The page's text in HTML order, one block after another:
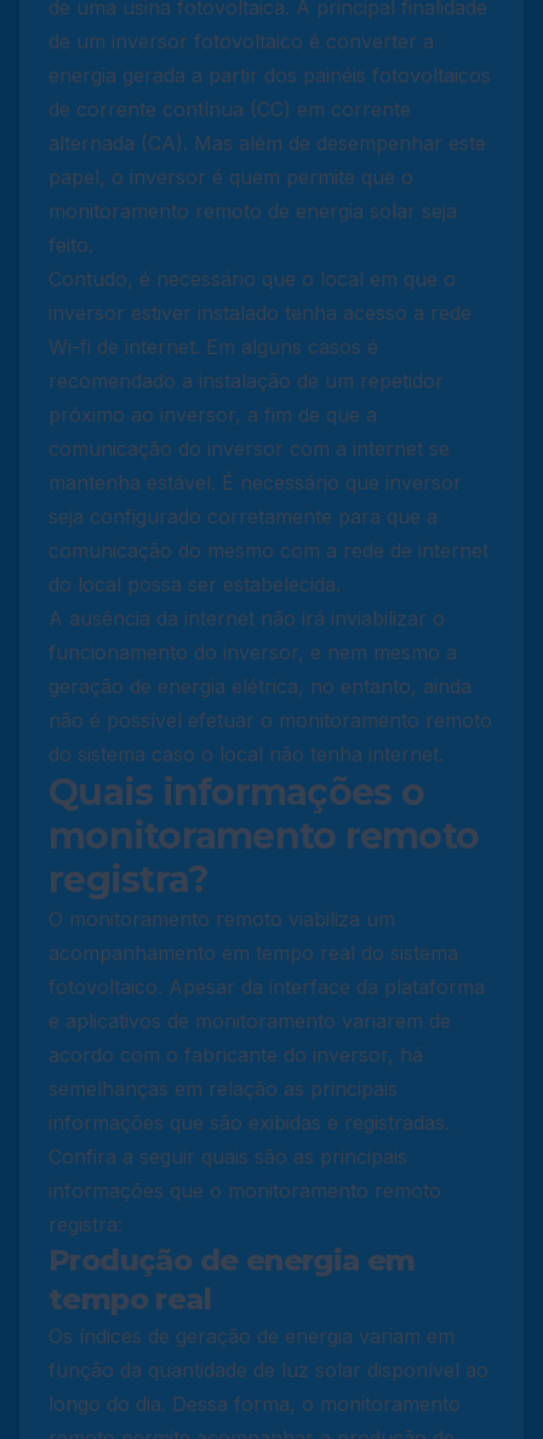
de uma usina fotovoltaica. A principal finalidade
de um inversor fotovoltaico é converter a
energia gerada a partir dos painéis fotovoltaicos
de corrente contínua (CC) em corrente
alternada (CA). Mas além de desempenhar este
papel, o inversor é quem permite que o
monitoramento remoto de energia solar seja
feito.
Contudo, é necessário que o local em que o
inversor estiver instalado tenha acesso a rede
Wi-fi de internet. Em alguns casos é
recomendado a instalação de um repetidor
próximo ao inversor, a fim de que a
comunicação do inversor com a internet se
mantenha estável. É necessário que inversor
seja configurado corretamente para que a
comunicação do mesmo com a rede de internet
do local possa ser estabelecida.
A ausência da internet não irá inviabilizar o
funcionamento do inversor, e nem mesmo a
geração de energia elétrica, no entanto, ainda
não é possível efetuar o monitoramento remoto
do sistema caso o local não tenha internet.
Quais informações o
monitoramento remoto
registra?
O monitoramento remoto viabiliza um
acompanhamento em tempo real do sistema
fotovoltaico. Apesar da interface da plataforma
e aplicativos de monitoramento variarem de
acordo com o fabricante do inversor, há
semelhanças em relação as principais
informações que são exibidas e registradas.
Confira a seguir quais são as principais
informações que o monitoramento remoto
registra:
Produção de energia em
tempo real
Os índices de geração de energia variam em
função da quantidade de luz solar disponível ao
longo do dia. Dessa forma, o monitoramento